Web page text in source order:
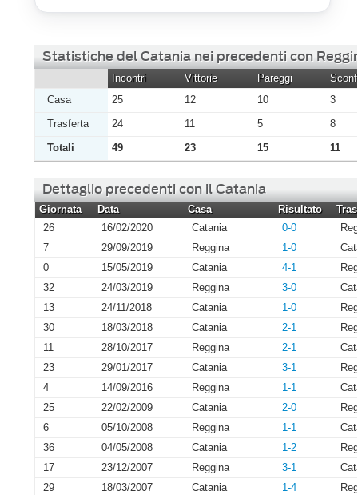
Statistiche del Catania nei precedenti con
Incontri Vittorie Pareggi
Casa
25 12 10
3
Trasferta
24 11 5
8
Totali
49 23 15 11
Dettaglio precedenti con il Catania
Giornata Data Casa Risultato
26
16/02/2020 Catania 0-0
7
29/09/2019 Reggina 1-0
0
15/05/2019 Catania 4-1
32
24/03/2019 Reggina 3-0
13
24/11/2018 Catania 1-0
30
18/03/2018 Catania 2-1
11
28/10/2017 Reggina 2-1
23
29/01/2017 Catania 3-1
4
14/09/2016 Reggina 1-1
25
22/02/2009 Catania 2-0
6
05/10/2008 Reggina 1-1
36
04/05/2008 Catania 1-2
17
23/12/2007 Reggina 3-1
29
18/03/2007 Catania 1-4